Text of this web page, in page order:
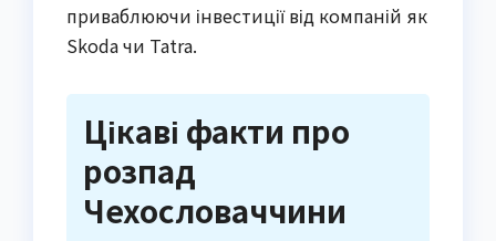
приваблюючи інвестиції від компаній як
Skoda чи Tatra.
Цікаві факти про
розпад
Чехословаччини